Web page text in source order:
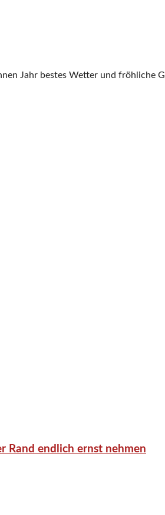
Jahr bestes Wetter und fröhliche
Rand endlich ernst nehmen